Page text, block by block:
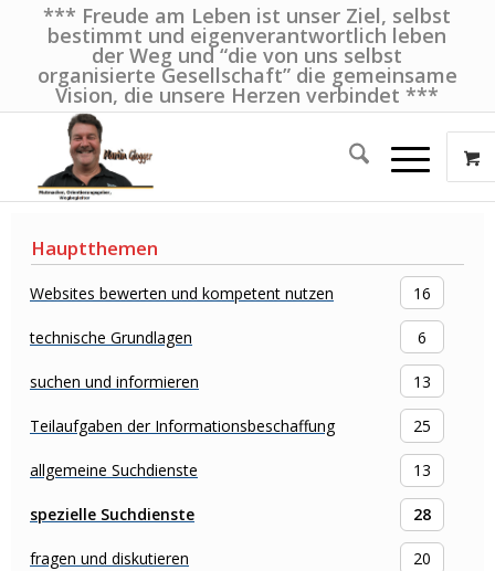
*** Freude am Leben ist unser Ziel, selbst
bestimmt und eigenverantwortlich leben
der Weg und “die von uns selbst
organisierte Gesellschaft” die gemeinsame
Vision, die unsere Herzen verbindet ***
Hauptthemen
Websites bewerten und kompetent nutzen 16
technische Grundlagen 6
suchen und informieren 13
Teilaufgaben der Informationsbeschaffung 25
allgemeine Suchdienste 13
spezielle Suchdienste 28
fragen und diskutieren 20